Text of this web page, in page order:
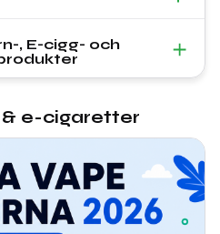
, E-cigg- och
e-cigaretter